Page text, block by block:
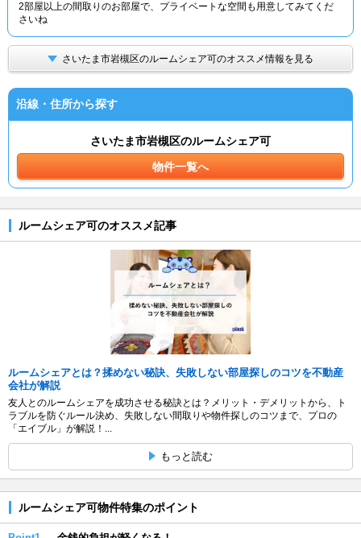
2部屋以上の間取りのお部屋で、プライベートな空間も用意してみてくだ
さいね
さいたま市岩槻区のルームシェア可のオススメ情報を見る
沿線・住所から探す
さいたま市岩槻区のルームシェア可
物件一覧へ
ルームシェア可のオススメ記事
ルームシェアとは？揉めない秘訣、失敗しない部屋探しのコツを不動産
会社が解説
友人とのルームシェアを成功させる秘訣とは？メリット・デメリットから、ト
ラブルを防ぐルール決め、失敗しない間取りや物件探しのコツまで、プロの
「エイブル」が解説！...
もっと読む
ルームシェア可物件特集のポイント